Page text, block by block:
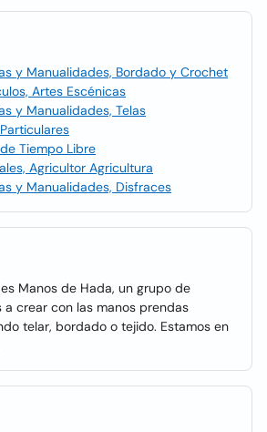
y Manualidades, Bordado y Crochet
Artes Escénicas
y Manualidades, Telas
Tiempo Libre
Agricultor Agricultura
y Manualidades, Disfraces
Manos de Hada, un grupo de
a crear con las manos prendas
telar, bordado o tejido. Estamos en